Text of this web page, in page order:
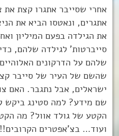
אחרי שסייבר אתגרו קצת את
אתגרים, ונאטסו הביא את
את הגילדה בפעם המיליון
סייברטות’ לגילדה שלהם,
שלהם על הדרקונים
שהשם של העיר של סייבר
ישראלים, אבל נתגבר. האם
שם מידע? למה סטינג ביקש
הקטע של גולד אוול? מה
ועוד… בצ’אפטרים